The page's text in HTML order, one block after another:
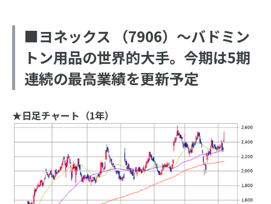
■ヨネックス （7906）～バドミン
トン用品の世界的大手。今期は5期
連続の最高業績を更新予定
★日足チャート（1年）